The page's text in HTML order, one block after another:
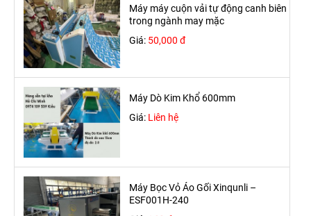
Máy máy cuộn vải tự động canh biên
trong ngành may mặc
Giá: 50,000 đ
Máy Dò Kim Khổ 600mm
Giá: Liên hệ
Máy Bọc Vỏ Áo Gối Xinqunli –
ESF001H-240